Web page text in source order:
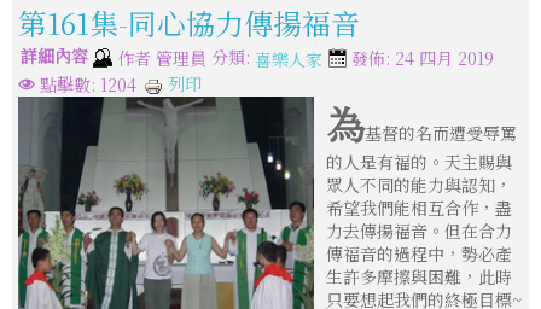
第161集-同心協力傳揚福音
詳細內容 作者 管理員 分類: 喜樂人家
發佈: 24 四月 2019
點擊數: 1204
列印
為基督的名而遭受辱罵
的人是有福的。天主賜與
眾人不同的能力與認知，
希望我們能相互合作，盡
力去傳揚福音。但在合力
傳福音的過程中，勢必產
生許多摩擦與困難，此時
只要想起我們的終極目標~